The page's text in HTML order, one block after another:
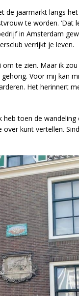
jaarmarkt langs
te worden. ‘Dat
in Amsterdam
verrijkt je leven.
te zien. Maar ik
Voor mij kan
Het herinnert
toen de
kunt vertellen.